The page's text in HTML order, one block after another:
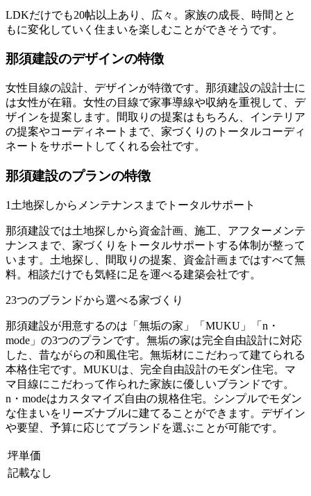
LDKだけでも20帖以上あり、広々。家族の成長、時間とと
もに変化していく住まいを楽しむことができそうです。
那須建設のデザインの特徴
女性目線の設計、デザインが特徴です。那須建設の設計士に
は女性が在籍。女性の目線で家事導線や収納を重視して、デ
ザインを提案します。間取りの提案はもちろん、インテリア
の提案やコーディネートまで、家づくりのトータルコーディ
ネートをサポートしてくれる会社です。
那須建設のプランの特徴
1 土地探しからメンテナンスまでトータルサポート
那須建設では土地探しから資金計画、施工、アフターメンテ
ナンスまで、家づくりをトータルサポートする体制が整って
います。土地探し、間取りの提案、資金計画まではすべて無
料。相談だけでも気軽に足を運べる建築会社です。
23つのブランドから選べる家づくり
那須建設が用意するのは「無垢の家」「MUKU」「n・
mode」の3つのプランです。無垢の家は完全自由設計に対応
した、昔ながらの和風住宅。無垢材にこだわって建てられる
本格住宅です。MUKUは、完全自由設計のモダン住宅。マ
マ目線にこだわって作られた家族に優しいブランドです。
n・modeはカスタマイズ自由の規格住宅。シンプルでモダン
な住まいをリーズナブルに建てることができます。デザイン
や要望、予算に応じてブランドを選ぶことが可能です。
坪単価
記載なし